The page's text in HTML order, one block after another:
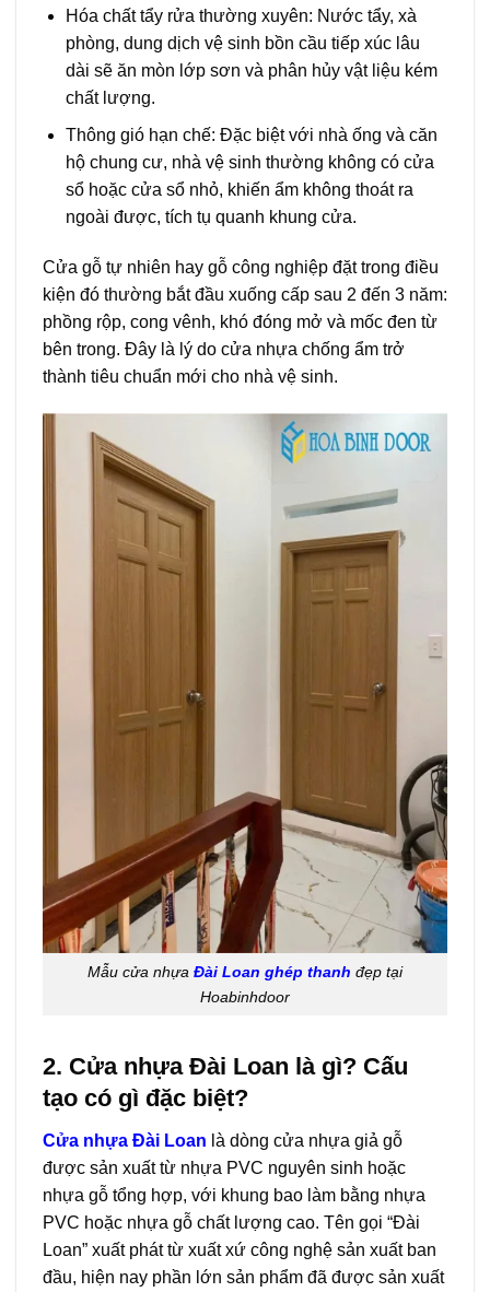
Hóa chất tẩy rửa thường xuyên: Nước tẩy, xà
phòng, dung dịch vệ sinh bồn cầu tiếp xúc lâu
dài sẽ ăn mòn lớp sơn và phân hủy vật liệu kém
chất lượng.
Thông gió hạn chế: Đặc biệt với nhà ống và căn
hộ chung cư, nhà vệ sinh thường không có cửa
sổ hoặc cửa sổ nhỏ, khiến ẩm không thoát ra
ngoài được, tích tụ quanh khung cửa.
Cửa gỗ tự nhiên hay gỗ công nghiệp đặt trong điều
kiện đó thường bắt đầu xuống cấp sau 2 đến 3 năm:
phồng rộp, cong vênh, khó đóng mở và mốc đen từ
bên trong. Đây là lý do cửa nhựa chống ẩm trở
thành tiêu chuẩn mới cho nhà vệ sinh.
Mẫu cửa nhựa Đài Loan ghép thanh đẹp tại
Hoabinhdoor
2. Cửa nhựa Đài Loan là gì? Cấu
tạo có gì đặc biệt?
Cửa nhựa Đài Loan là dòng cửa nhựa giả gỗ
được sản xuất từ nhựa PVC nguyên sinh hoặc
nhựa gỗ tổng hợp, với khung bao làm bằng nhựa
PVC hoặc nhựa gỗ chất lượng cao. Tên gọi “Đài
Loan” xuất phát từ xuất xứ công nghệ sản xuất ban
đầu, hiện nay phần lớn sản phẩm đã được sản xuất